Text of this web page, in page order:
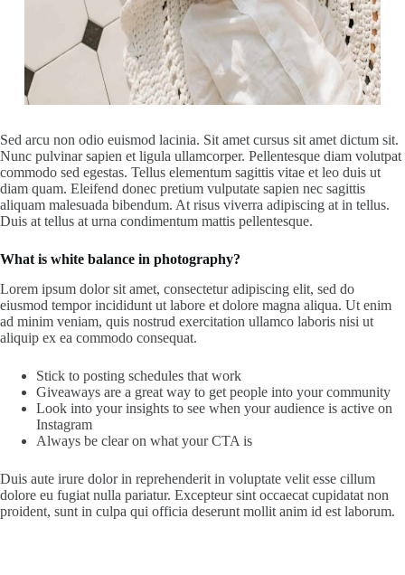
Sed arcu non odio euismod lacinia. Sit amet cursus sit amet dictum sit.
Nunc pulvinar sapien et ligula ullamcorper. Pellentesque diam volutpat
commodo sed egestas. Tellus elementum sagittis vitae et leo duis ut
diam quam. Eleifend donec pretium vulputate sapien nec sagittis
aliquam malesuada bibendum. At risus viverra adipiscing at in tellus.
Duis at tellus at urna condimentum mattis pellentesque.
What is white balance in photography?
Lorem ipsum dolor sit amet, consectetur adipiscing elit, sed do
eiusmod tempor incididunt ut labore et dolore magna aliqua. Ut enim
ad minim veniam, quis nostrud exercitation ullamco laboris nisi ut
aliquip ex ea commodo consequat.
Stick to posting schedules that work
Giveaways are a great way to get people into your community
Look into your insights to see when your audience is active on
Instagram
Always be clear on what your CTA is
Duis aute irure dolor in reprehenderit in voluptate velit esse cillum
dolore eu fugiat nulla pariatur. Excepteur sint occaecat cupidatat non
proident, sunt in culpa qui officia deserunt mollit anim id est laborum.